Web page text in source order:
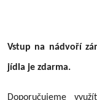
Vstup na nádvoří
jídla je zdarma.
Doporučujeme